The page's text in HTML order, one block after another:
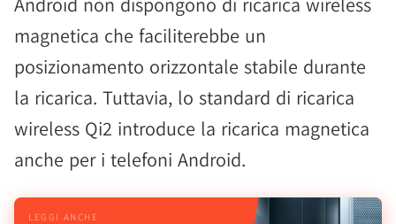
magnetica che faciliterebbe un
posizionamento orizzontale stabile durante
la ricarica. Tuttavia, lo standard di ricarica
wireless Qi2 introduce la ricarica magnetica
anche per i telefoni Android.